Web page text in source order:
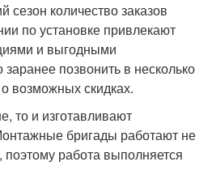
количество заказов
по установке привлекают
и выгодными
позвонить в несколько
возможных скидках.
то и изготавливают
бригады работают не
работа выполняется